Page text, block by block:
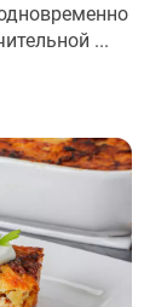
...